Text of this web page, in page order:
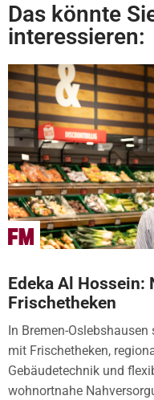
Das könnte
interessieren:
Edeka Al
Frischetheken
In Bremen-
mit Frischetheken,
Gebäudetechnik und
wohnortnahe